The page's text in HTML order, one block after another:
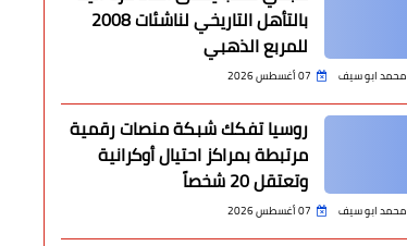
بالتأهل التاريخي لناشئات 2008
للمربع الذهبي
محمد ابو سيف 07 أغسطس 2026
روسيا تفكك شبكة منصات رقمية
مرتبطة بمراكز احتيال أوكرانية
وتعتقل 20 شخصاً
محمد ابو سيف 07 أغسطس 2026